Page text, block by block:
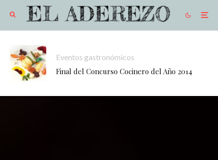
Eventos gastronómicos
Final del Concurso Cocinero del Año 2014